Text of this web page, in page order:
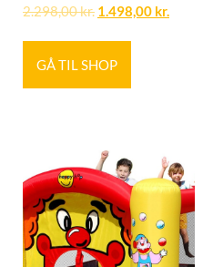
2.298,00kr. 1.498,00 kr.
GÅ TIL SHOP